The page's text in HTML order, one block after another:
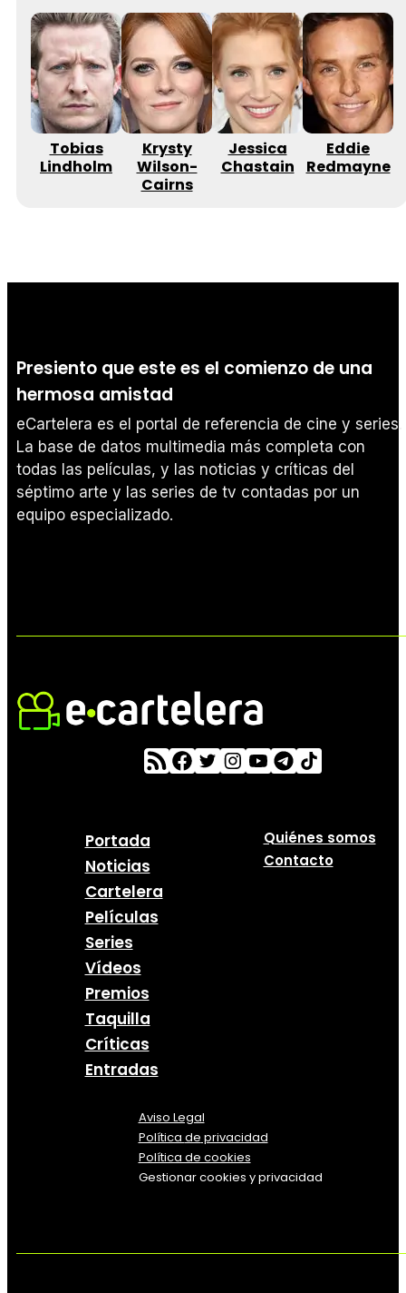
Tobias
Lindholm
Krysty
Wilson-
Cairns
Jessica
Chastain
Eddie
Redmayne
Presiento que este es el comienzo de una
hermosa amistad
eCartelera es el portal de referencia de cine y series.
La base de datos multimedia más completa con
todas las películas, y las noticias y críticas del
séptimo arte y las series de tv contadas por un
equipo especializado.
Portada
Noticias
Cartelera
Películas
Series
Vídeos
Premios
Taquilla
Críticas
Entradas
Quiénes somos
Contacto
Aviso Legal
Política de privacidad
Política de cookies
Gestionar cookies y privacidad